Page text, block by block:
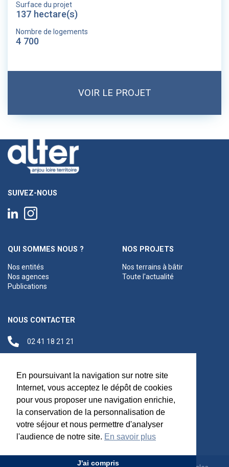
En poursuivant la navigation sur notre site
Internet, vous acceptez le dépôt de cookies
pour vous proposer une navigation enrichie,
la conservation de la personnalisation de
votre séjour et nous permettre d'analyser
l'audience de notre site. En savoir plus
J'ai compris
Surface du projet
137 hectare(s)
Nombre de logements
4 700
VOIR LE PROJET
SUIVEZ-NOUS
QUI SOMMES NOUS ?
Nos entités
Nos agences
Publications
NOS PROJETS
Nos terrains à bâtir
Toute l'actualité
NOUS CONTACTER
02 41 18 21 21
Siège social
Maréchal Foch,
49100 Angers